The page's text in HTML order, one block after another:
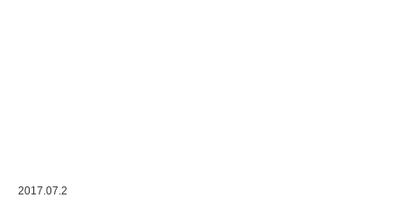
2017.07.2